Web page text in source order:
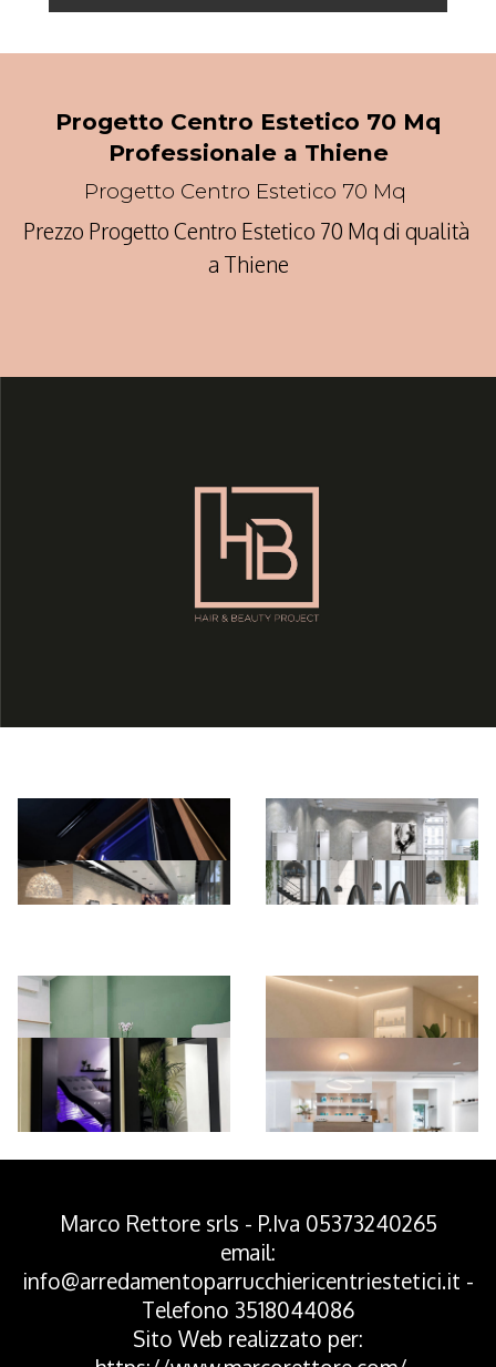
Progetto Centro Estetico 70 Mq
Professionale a Thiene
Progetto Centro Estetico 70 Mq
Prezzo Progetto Centro Estetico 70 Mq di qualità
a Thiene
Marco Rettore srls - P.Iva 05373240265
email:
info@arredamentoparrucchiericentriestetici.it -
Telefono 3518044086
Sito Web realizzato per: